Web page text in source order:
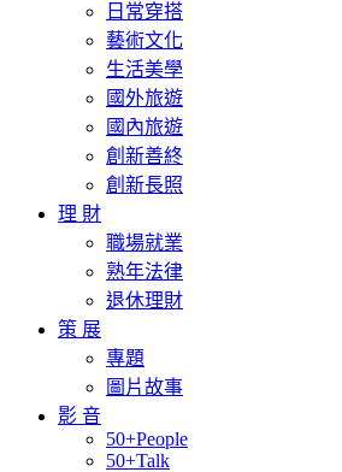
日常穿搭
藝術文化
生活美學
國外旅遊
國內旅遊
創新善終
創新長照
理 財
職場就業
熟年法律
退休理財
策 展
專題
圖片故事
影 音
50+People
50+Talk